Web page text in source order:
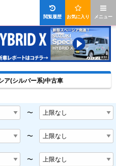
メニュー
お気に入り
閲覧履歴
ア(シルバー系)中古車
〜
〜
〜